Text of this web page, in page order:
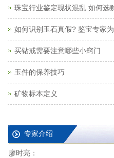
珠宝行业鉴定现状混乱 如何选
如何识别玉石真假? 鉴宝专家为
买钻戒需要注意哪些小窍门
玉件的保养技巧
矿物标本定义
专家介绍
廖时亮：